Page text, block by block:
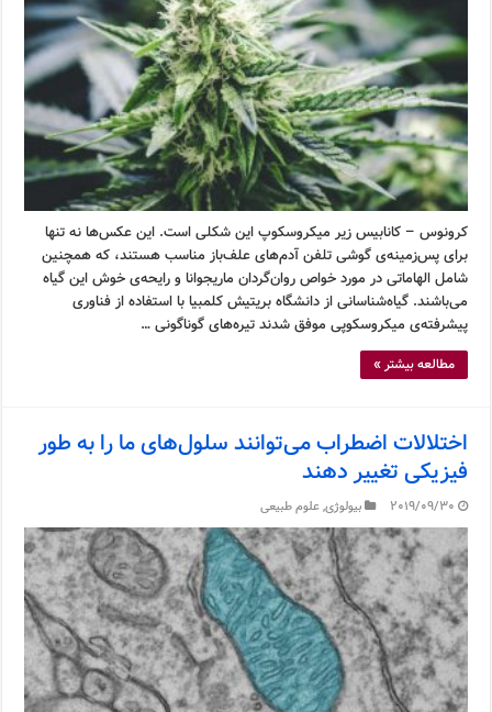
کرونوس – کانابیس زیر میکروسکوپ این شکلی است. این عکس‌ها نه تنها
برای پس‌زمینه‌ی گوشی تلفن آدم‌های علف‌باز مناسب هستند، که همچنین
شامل الهاماتی در مورد خواص روان‌گردان ماریجوانا و رایحه‌ی خوش این گیاه
می‌باشند. گیاه‌شناسانی از دانشگاه بریتیش کلمبیا با استفاده از فناوری
پیشرفته‌ی میکروسکوپی موفق شدند تیره‌های گوناگونی …
مطالعه بیشتر »
اختلالات اضطراب می‌توانند سلول‌های ما را به طور
فیزیکی تغییر دهند
2019/09/30 بیولوژی,علوم طبیعی